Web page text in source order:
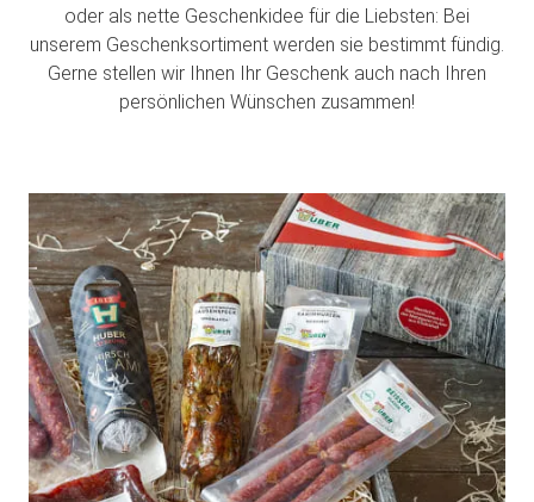
oder als nette Geschenkidee für die Liebsten: Bei
unserem Geschenksortiment werden sie bestimmt fündig.
Gerne stellen wir Ihnen Ihr Geschenk auch nach Ihren
persönlichen Wünschen zusammen!